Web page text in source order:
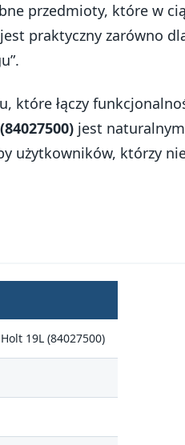
przedmioty, które w
praktyczny zarówno
które łączy
jest
użytkowników, którzy
19L (84027500)